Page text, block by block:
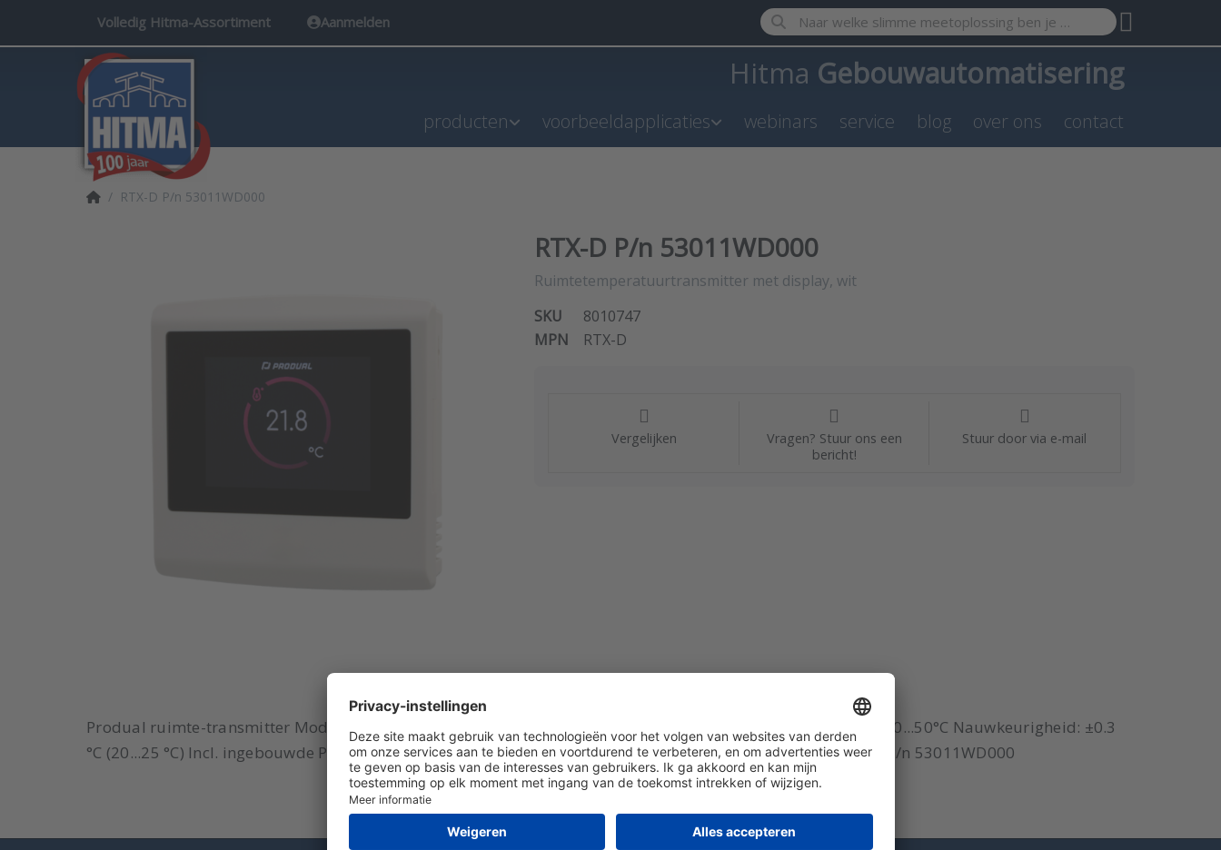
Volledig Hitma-Assortiment Aanmelden Enter a search term. Results will appear automatically as you type.
Hitma Gebouwautomatisering
producten voorbeeldapplicaties webinars service blog over ons contact
Startpagina
RTX-D P/n 53011WD000
RTX-D P/n 53011WD000
Ruimtetemperatuurtransmitter met display, wit
SKU
8010747
MPN
RTX-D
Vergelijken
Vragen? Stuur ons een
bericht!
Stuur door via e-mail
Produal ruimte-transmitter Model: RTX-D Voorzien van 2,8? touchscreen kleurendisplay Bereik temperatuur: 0...50°C Nauwkeurigheid: ±0.3
°C (20...25 °C) Incl. ingebouwde P/PI regelfunctie Kleur behuizing: wit Voeding: 24Vac/Vdc Uitgang: 4x 0...10V P/n 53011WD000